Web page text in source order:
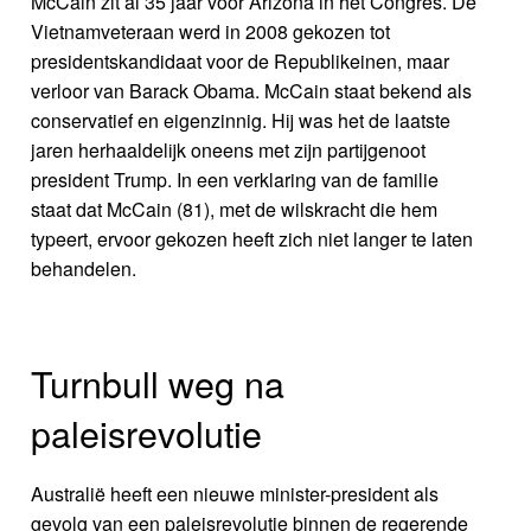
Vietnamveteraan werd in 2008 gekozen tot
presidentskandidaat voor de Republikeinen, maar
verloor van Barack Obama. McCain staat bekend als
conservatief en eigenzinnig. Hij was het de laatste
jaren herhaaldelijk oneens met zijn partijgenoot
president Trump. In een verklaring van de familie
staat dat McCain (81), met de wilskracht die hem
typeert, ervoor gekozen heeft zich niet langer te laten
behandelen.
Turnbull weg na
paleisrevolutie
Australië heeft een nieuwe minister-president als
gevolg van een paleisrevolutie binnen de regerende